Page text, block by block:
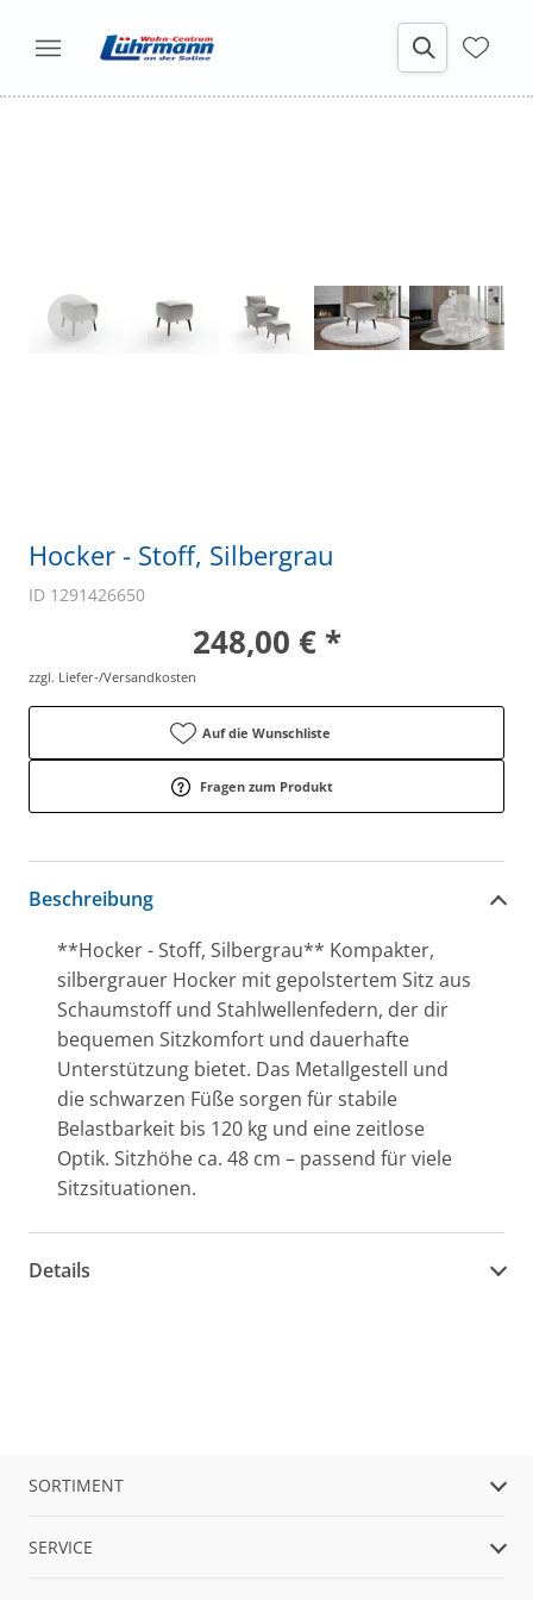
Hocker - Stoff, Silbergrau
ID 1291426650
248,00 € *
zzgl. Liefer-/Versandkosten
Auf die Wunschliste
Fragen zum Produkt
Beschreibung
**Hocker - Stoff, Silbergrau** Kompakter,
silbergrauer Hocker mit gepolstertem Sitz aus
Schaumstoff und Stahlwellenfedern, der dir
bequemen Sitzkomfort und dauerhafte
Unterstützung bietet. Das Metallgestell und
die schwarzen Füße sorgen für stabile
Belastbarkeit bis 120 kg und eine zeitlose
Optik. Sitzhöhe ca. 48 cm – passend für viele
Sitzsituationen.
Details
SORTIMENT
SERVICE